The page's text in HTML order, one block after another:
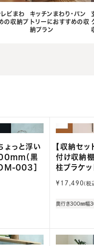
レビまわ
の収納プ
キッチンまわり・パン
トリーにおすすめの収
納プラン
ょっと浮い
（黒
OM-003］
【収納セ
付け収納
柱ブラケッ
通
格
¥17,490 (税
奥行き300㎜幅